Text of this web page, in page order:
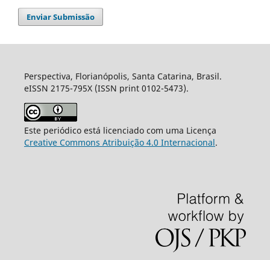
Enviar Submissão
Perspectiva, Florianópolis, Santa Catarina, Brasil.
eISSN 2175-795X (ISSN print 0102-5473).
Este periódico está licenciado com uma Licença
Creative Commons Atribuição 4.0 Internacional.